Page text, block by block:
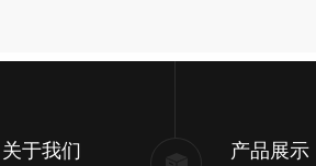
关于我们 产品展示